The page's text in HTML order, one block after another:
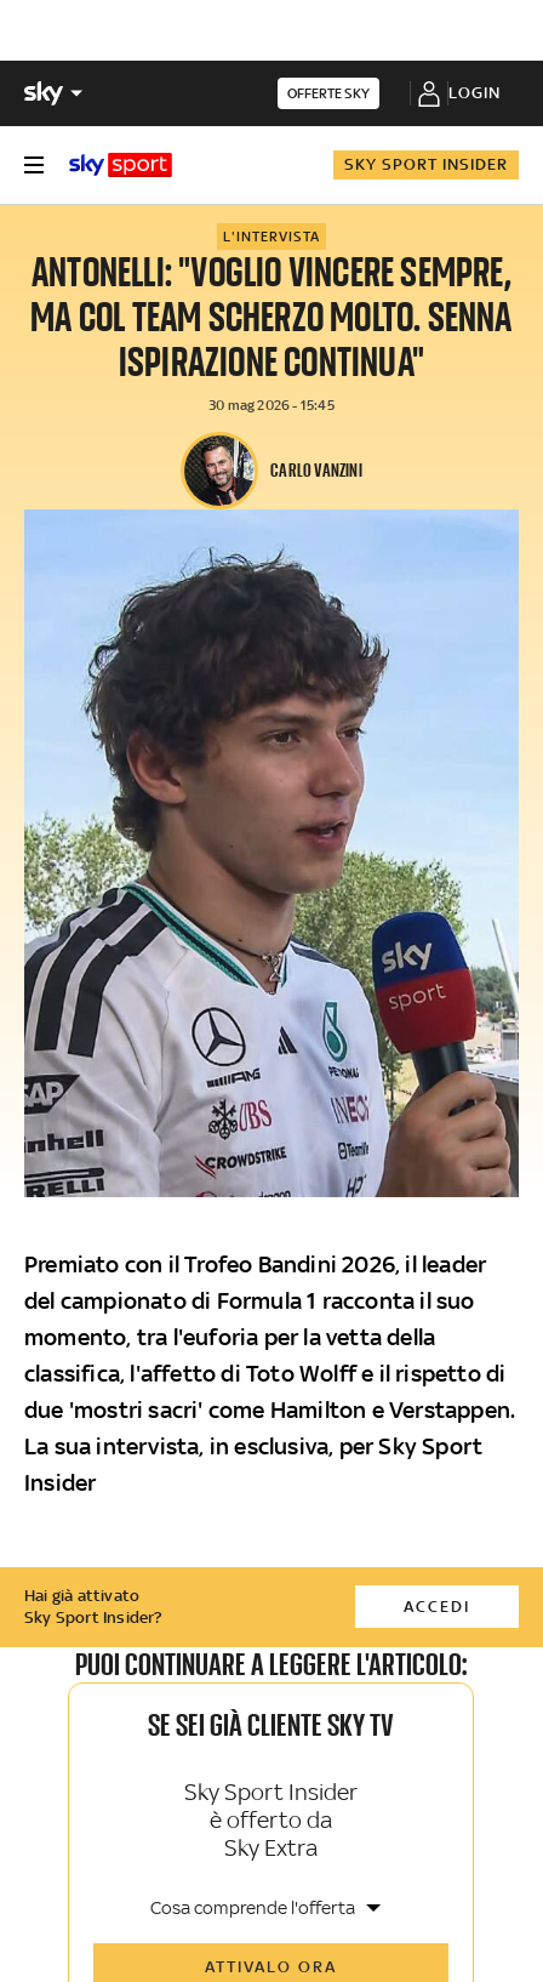
OFFERTE SKY LOGIN
SKY SPORT INSIDER
L'INTERVISTA
ANTONELLI: "VOGLIO VINCERE SEMPRE,
MA COL TEAM SCHERZO MOLTO. SENNA
ISPIRAZIONE CONTINUA"
30 mag 2026 - 15:45
CARLO VANZINI
Premiato con il Trofeo Bandini 2026, il leader
del campionato di Formula 1 racconta il suo
momento, tra l'euforia per la vetta della
classifica, l'affetto di Toto Wolff e il rispetto di
due 'mostri sacri' come Hamilton e Verstappen.
La sua intervista, in esclusiva, per Sky Sport
Insider
Hai già attivato
Sky Sport Insider?
ACCEDI
PUOI CONTINUARE A LEGGERE L'ARTICOLO:
SE SEI GIÀ CLIENTE SKY TV
Sky Sport Insider
è offerto da
Sky Extra
Cosa comprende l'offerta
Sky TG24 Insider
ATTIVALO ORA